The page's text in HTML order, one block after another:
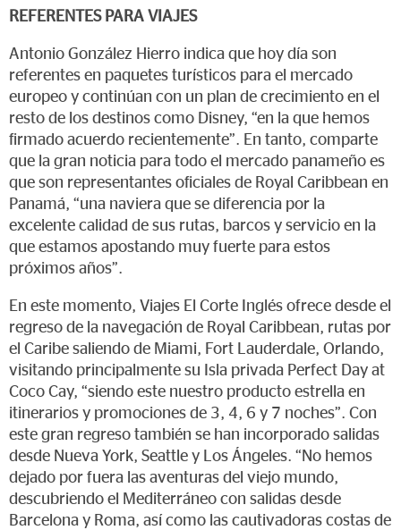
REFERENTES PARA VIAJES
Antonio González Hierro indica que hoy día son
referentes en paquetes turísticos para el mercado
europeo y continúan con un plan de crecimiento en el
resto de los destinos como Disney, “en la que hemos
firmado acuerdo recientemente”. En tanto, comparte
que la gran noticia para todo el mercado panameño es
que son representantes oficiales de Royal Caribbean en
Panamá, “una naviera que se diferencia por la
excelente calidad de sus rutas, barcos y servicio en la
que estamos apostando muy fuerte para estos
próximos años”.
En este momento, Viajes El Corte Inglés ofrece desde el
regreso de la navegación de Royal Caribbean, rutas por
el Caribe saliendo de Miami, Fort Lauderdale, Orlando,
visitando principalmente su Isla privada Perfect Day at
Coco Cay, “siendo este nuestro producto estrella en
itinerarios y promociones de 3, 4, 6 y 7 noches”. Con
este gran regreso también se han incorporado salidas
desde Nueva York, Seattle y Los Ángeles. “No hemos
dejado por fuera las aventuras del viejo mundo,
descubriendo el Mediterráneo con salidas desde
Barcelona y Roma, así como las cautivadoras costas de